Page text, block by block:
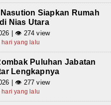
Siapkan Rumah
Nias Utara
| 👁 274 view
hari yang lalu
Puluhan Jabatan
Lengkapnya
| 👁 277 view
hari yang lalu